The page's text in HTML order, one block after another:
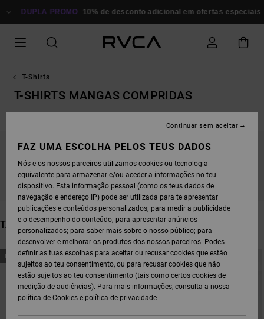
PARA
GRELHA
PROMO 10% de desconto adicional em ofertas especiais Poupa
T-Shirts
T-SHIRTS MANGAS COMPRIDAS
FICA ATENTO/A, OS PRODUTOS VOLTAM EM
BREVE
TAMBÉM PODERÁS GOSTAR
AVANÇAR
PARA
PROCURAR
CRITÉRIOS
AVANÇAR
PARA
ORDENAR
NOVO PRODUTO NOVO PRODUTO
FAZ UMA ESCOLHA PELOS TEUS DADOS
Nós e os nossos parceiros utilizamos cookies ou tecnologia
equivalente para armazenar e/ou aceder a informações no teu
dispositivo. Esta informação pessoal (como os teus dados de
navegação e endereço IP) pode ser utilizada para te apresentar
publicações e conteúdos personalizados; para medir a publicidade
e o desempenho do conteúdo; para apresentar anúncios
personalizados; para saber mais sobre o nosso público; para
desenvolver e melhorar os produtos dos nossos parceiros. Podes
definir as tuas escolhas para aceitar ou recusar cookies que estão
sujeitos ao teu consentimento, ou para recusar cookies que não
estão sujeitos ao teu consentimento (tais como certos cookies de
medição de audiências). Para mais informações, consulta a nossa
política de Cookies e política de privacidade
Continuar sem aceitar